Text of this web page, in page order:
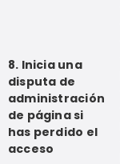
8. Inicia una
disputa de
administración
de página si
has perdido el
acceso